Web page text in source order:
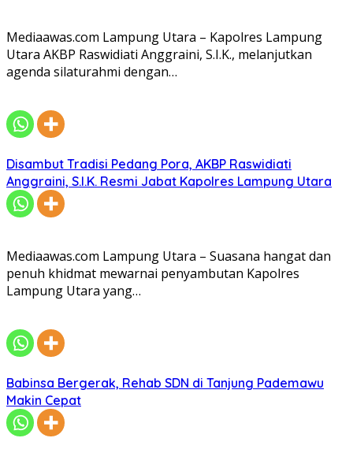
Mediaawas.com Lampung Utara – Kapolres Lampung
Utara AKBP Raswidiati Anggraini, S.I.K., melanjutkan
agenda silaturahmi dengan…
Disambut Tradisi Pedang Pora, AKBP Raswidiati
Anggraini, S.I.K. Resmi Jabat Kapolres Lampung Utara
Mediaawas.com Lampung Utara – Suasana hangat dan
penuh khidmat mewarnai penyambutan Kapolres
Lampung Utara yang…
Babinsa Bergerak, Rehab SDN di Tanjung Pademawu
Makin Cepat